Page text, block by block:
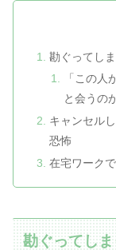
勘ぐってし
「この人
と会うの
キャンセル
恐怖
在宅ワーク
勘ぐってし